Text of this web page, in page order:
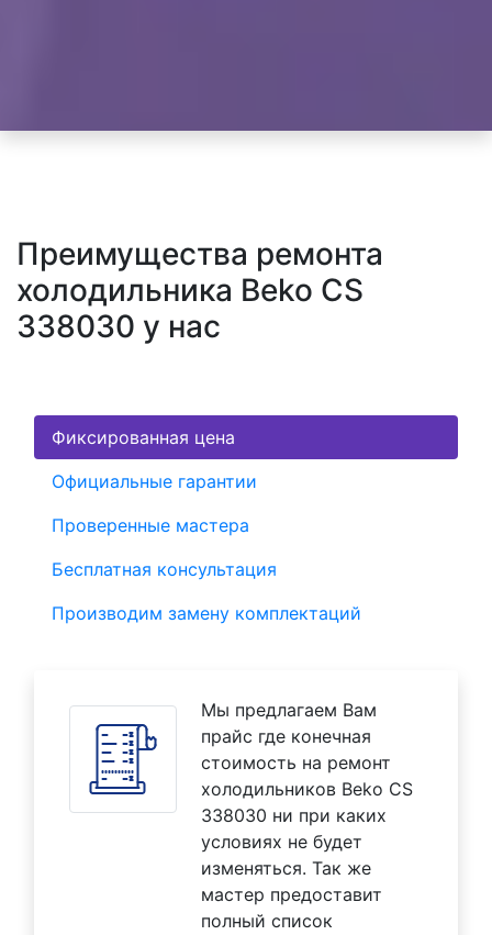
Преимущества ремонта
холодильника Beko CS
338030 у нас
Фиксированная цена
Официальные гарантии
Проверенные мастера
Бесплатная консультация
Производим замену комплектаций
Мы предлагаем Вам
прайс где конечная
стоимость на ремонт
холодильников Beko CS
338030 ни при каких
условиях не будет
изменяться. Так же
мастер предоставит
полный список